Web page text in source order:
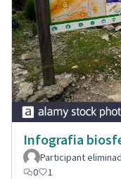
Infografia
Participant
0
1